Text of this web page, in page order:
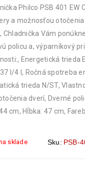
Philco PSB 401 EW
a možnosťou
Chladnička Vám
policu a, výparníkový
Energetická trieda
l/4 l, Ročná spotreba
trieda N/ST,
dverí, Dverné
cm, Hĺbka: 47 cm,
sklade Sku: PSB-